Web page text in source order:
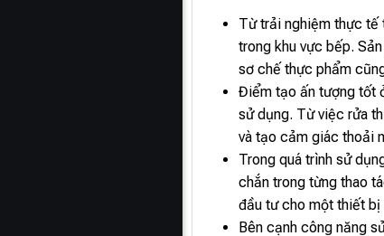
Từ trải nghiệm thực tế
trong khu vực bếp.
sơ chế thực phẩm
Điểm tạo ấn tượng tốt
sử dụng. Từ việc rửa
và tạo cảm giác thoải
Trong quá trình sử
chắn trong từng thao
đầu tư cho một thiết bị
Bên cạnh công năng